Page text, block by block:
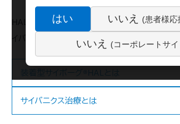
はい いいえ (患者様応
いいえ (コーポレートサ
HALの動作原理および、HALを用いた機能改善
イバニクス治療」の詳細は下記ページをご参照く
サイバニクス治療とは